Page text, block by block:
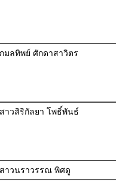
มลทิพย์ ศักดาสาวิตร
าวสิริกัลยา โพธิ์พันธ์
าวนราวรรณ พิศดู